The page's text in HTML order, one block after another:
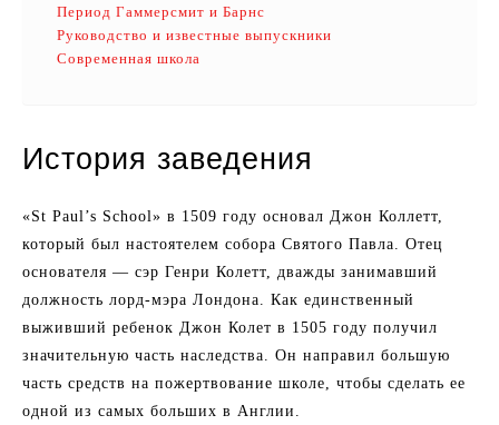
Период Гаммерсмит и Барнс
Руководство и известные выпускники
Современная школа
История заведения
«St Paul’s School» в 1509 году основал Джон Коллетт,
который был настоятелем собора Святого Павла. Отец
основателя — сэр Генри Колетт, дважды занимавший
должность лорд-мэра Лондона. Как единственный
выживший ребенок Джон Колет в 1505 году получил
значительную часть наследства. Он направил большую
часть средств на пожертвование школе, чтобы сделать ее
одной из самых больших в Англии.